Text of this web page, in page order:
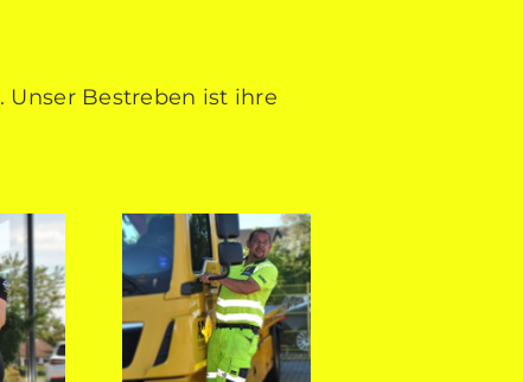
Bestreben ist ihre